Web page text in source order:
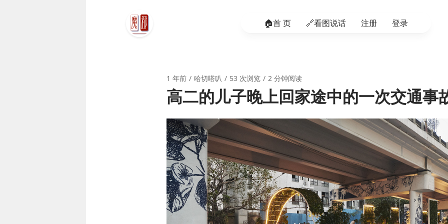
🏠️首 页 🔗看图说话 注册 登录
1 年前 哈切嗒叭 53 次浏览 2 分钟阅读
高二的儿子晚上回家途中的一次交通事